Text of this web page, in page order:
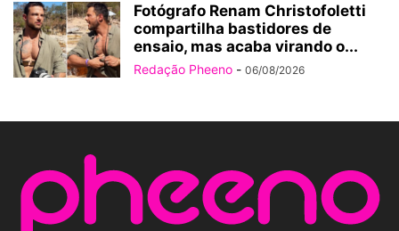
Fotógrafo Renam Christofoletti
compartilha bastidores de
ensaio, mas acaba virando o...
Redação Pheeno - 06/08/2026